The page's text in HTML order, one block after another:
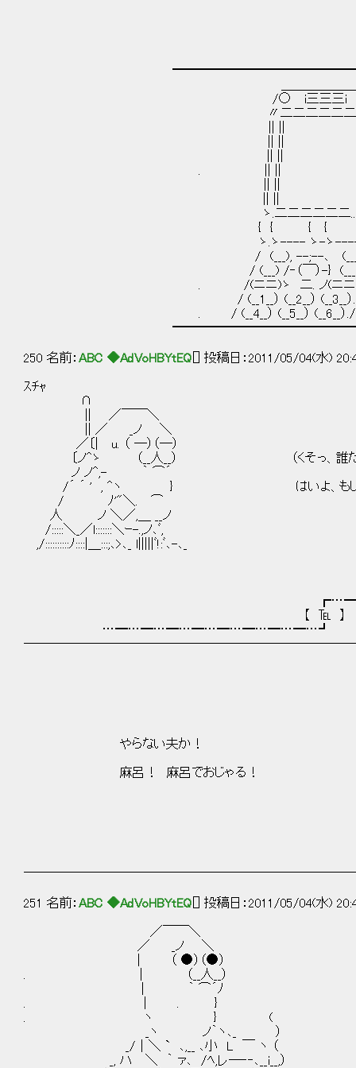
/○ i三三三i ○
〃二二二二二二二
ゝ.二二二二二二..´__ﾉﾉ 孤
{ { { { i⌒
ゝ.ゝ---- ゝ-ゝ----
/ (___), --;--､ (___) |lﾖ|
/ (___) /‐（￣）-} (___) .l |(
. /(ニニ)ゝ 二. ノ(ニニ)./ /‐
/ (__1__） (__2__） (__3__）./
. / (__4__） (__5__） (__6__）./
250 名前： ABC ◆AdVoHBYtEQ [] 投稿日：2011/05/04(水)
ｽﾁｬ
∩
|| ／￣￣＼
|| ／ _ノ ＼
／〔| u. （ ―）（―）
〔ノ^ゝ （__人__） （くそっ、誰だこ
ノ ノ^,- ｀ ⌒´
/´ ´ ' , ^ヽ } はいよ、もしも
/ ﾉ'"＼. ⌒
人 ノ ＼／,＿ __ノ
/:::::＼_／l:::::::＼ｰ-.,ノ､ﾞ,
,/::::::::::ﾉ::::|＿:::;､>､_ l|||||ﾞ!:ﾞ､-､_
【 ℡ 】
…━…━…━…━…━…━…━…━…┛
やらない夫か！ ll (､ っ
麻呂！ 麻呂でおじゃる！ l ､
251 名前： ABC ◆AdVoHBYtEQ [] 投稿日：2011/05/04(水)
／￣￣＼
／ _ノ ＼
| （ ●）（●）
. | （__人__）
| ｀ ⌒´ﾉ ドクタ
. | . }
. ヽ } ( どうかした
_ヽ ノ｀ヽ､_ ）
_/｜＼ ` ､,__ ､小 L ￣ ヽ （
_, ハ ＼ ｀ ァ､ /ﾍ,レ―‐‐､__i__,）